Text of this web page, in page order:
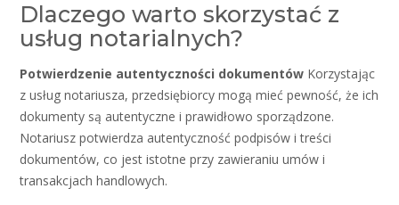
Dlaczego warto skorzystać z
usług notarialnych?
Potwierdzenie autentyczności dokumentów Korzystając
z usług notariusza, przedsiębiorcy mogą mieć pewność, że ich
dokumenty są autentyczne i prawidłowo sporządzone.
Notariusz potwierdza autentyczność podpisów i treści
dokumentów, co jest istotne przy zawieraniu umów i
transakcjach handlowych.